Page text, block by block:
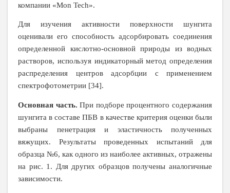
компании «Mon Tech».
Для изучения активности поверхности шунгита
оценивали его способность адсорбировать соединения
определенной кислотно-основной природы из водных
растворов, используя индикаторный метод определения
распределения центров адсорбции с применением
спектрофотометрии [34].
Основная часть.При подборе процентного содержания
шунгита в составе ПБВ в качестве критерия оценки были
выбраны пенетрация и эластичность полученных
вяжущих. Результаты проведенных испытаний для
образца №6, как одного из наиболее активных, отражены
на рис. 1. Для других образцов получены аналогичные
зависимости.